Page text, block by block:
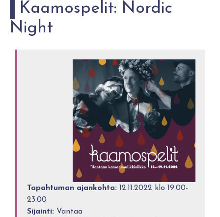
Kaamospelit: Nordic
Night
Tapahtuman ajankohta: 12.11.2022 klo 19.00-
23.00
Sijainti: Vantaa